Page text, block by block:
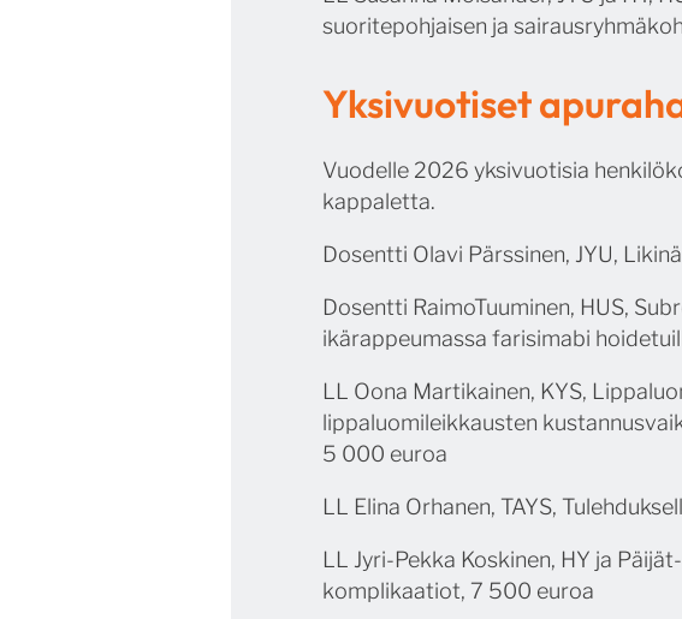
suoritepohjaisen ja
Yksivuotiset
Vuodelle 2026 yksivuotisia
kappaletta.
Dosentti Olavi Pärssinen, JYU,
Dosentti RaimoTuuminen, HUS,
ikärappeumassa farisimabi
LL Oona Martikainen, KYS,
lippaluomileikkausten
5 000 euroa
LL Elina Orhanen, TAYS,
LL Jyri-Pekka Koskinen, HY ja
komplikaatiot, 7 500 euroa